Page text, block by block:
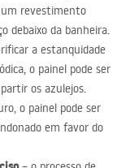
um revestimento
debaixo da banheira.
a estanquidade
o painel pode ser
os azulejos.
o painel pode ser
em favor do